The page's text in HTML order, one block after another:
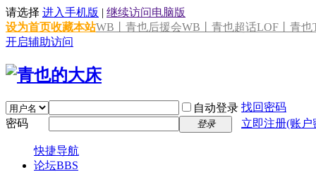
请选择 进入手机版 | 继续访问电脑版
设为首页收藏本站WB丨青也后援会WB丨青也超话LOF丨青也
开启辅助访问
自动登录 找回密码
密码
登录 立即注册(账
快捷导航
论坛BBS